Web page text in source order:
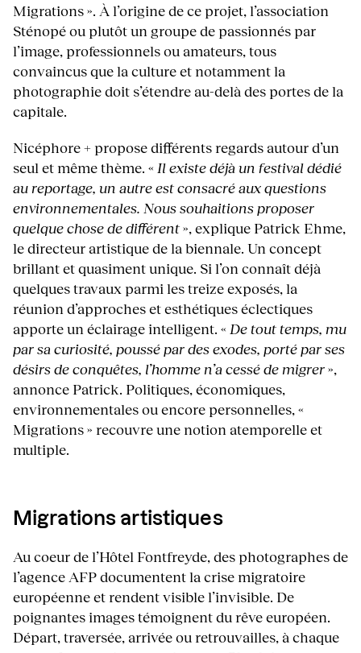
Migrations ». À l’origine de ce projet, l’association
Sténopé ou plutôt un groupe de passionnés par
l’image, professionnels ou amateurs, tous
convaincus que la culture et notamment la
photographie doit s’étendre au-delà des portes de la
capitale.
Nicéphore + propose différents regards autour d’un
seul et même thème. « Il existe déjà un festival dédié
au reportage, un autre est consacré aux questions
environnementales. Nous souhaitions proposer
quelque chose de différent», explique Patrick Ehme,
le directeur artistique de la biennale. Un concept
brillant et quasiment unique. Si l’on connaît déjà
quelques travaux parmi les treize exposés, la
réunion d’approches et esthétiques éclectiques
apporte un éclairage intelligent. « De tout temps, mu
par sa curiosité, poussé par des exodes, porté par ses
désirs de conquêtes, l’homme n’a cessé de migrer»,
annonce Patrick. Politiques, économiques,
environnementales ou encore personnelles, «
Migrations » recouvre une notion atemporelle et
multiple.
Migrations artistiques
Au coeur de l’Hôtel Fontfreyde, des photographes de
l’agence AFP documentent la crise migratoire
européenne et rendent visible l’invisible. De
poignantes images témoignent du rêve européen.
Départ, traversée, arrivée ou retrouvailles, à chaque